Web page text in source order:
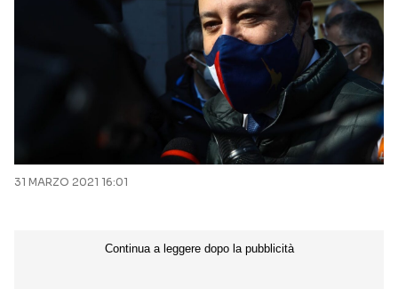
31 MARZO 2021 16:01